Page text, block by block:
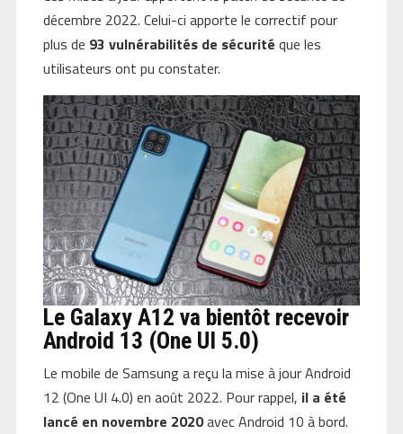
décembre 2022. Celui-ci apporte le correctif pour
plus de 93 vulnérabilités de sécurité que les
utilisateurs ont pu constater.
Le Galaxy A12 va bientôt recevoir
Android 13 (One UI 5.0)
Le mobile de Samsung a reçu la mise à jour Android
12 (One UI 4.0) en août 2022. Pour rappel, il a été
lancé en novembre 2020avec Android 10 à bord.